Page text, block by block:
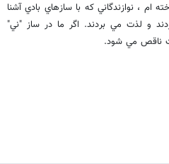
ام ، نوازندگاني كه با سازهاي بادي آشنا
و لذت مي بردند. اگر ما در ساز "ني"
ناقص مي شود.